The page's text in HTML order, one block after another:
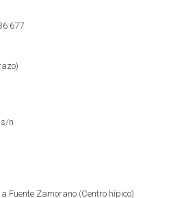
677
n
Fuente Zamorano (Centro hípico)